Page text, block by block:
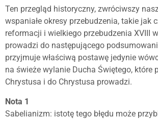
Ten przegląd historyczny, zwróciwszy
wspaniałe okresy przebudzenia, takie jak
reformacji i wielkiego przebudzenia XVIII
prowadzi do następującego
przyjmuje właściwą postawę jedynie
na świeże wylanie Ducha Świętego, które
Chrystusa i do Chrystusa prowadzi.
Nota 1
Sabelianizm: istotę tego błędu może